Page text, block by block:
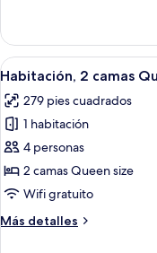
1
cama
King
Abrir
todas
las
fotos
de
Habitación,
2
Queen
4
Habitación, 2 camas
279 pies cuadrados
1 habitación
4 personas
2 camas Queen size
Wifi gratuito
Más detalles
Más